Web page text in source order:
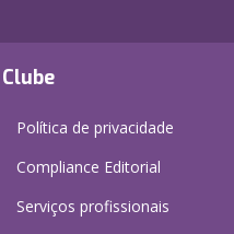
Política de privacidade
Compliance Editorial
Serviços profissionais